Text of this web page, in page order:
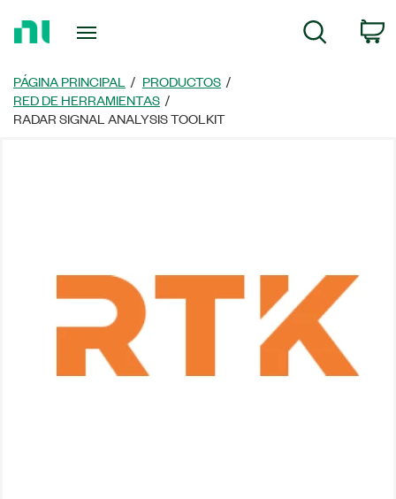
página
principal
Búsqueda
PÁGINA PRINCIPAL
PRODUCTOS
RED DE HERRAMIENTAS
RADAR SIGNAL ANALYSIS TOOLKIT